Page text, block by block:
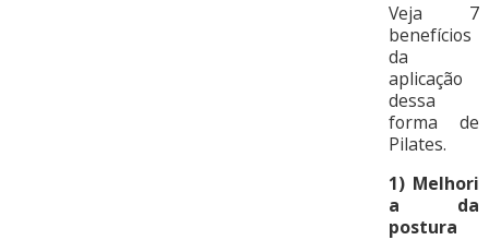
Veja 7
benefícios
da
aplicação
dessa
forma de
Pilates.
1) Melhori
a da
postura